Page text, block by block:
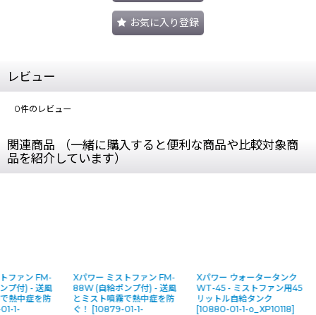
お気に入り登録
レビュー
0件のレビュー
関連商品 （一緒に購入すると便利な商品や比較対象商
品を紹介しています）
ファン FM-
プ付) - 送風
熱中症を防
1-
Xパワー ミストファン FM-
88W (自給ポンプ付) - 送風
とミスト噴霧で熱中症を防
ぐ！ [10879-01-1-
Xパワー ウォータータンク
WT-45 - ミストファン用45
リットル自給タンク
[10880-01-1-o_XP10118]